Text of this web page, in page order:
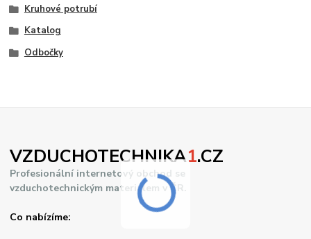
Kruhové potrubí
Katalog
Odbočky
VZDUCHOTECHNIKA1.CZ
Profesionální internetový obchod se
vzduchotechnickým materiálem v ČR.
Co nabízíme: